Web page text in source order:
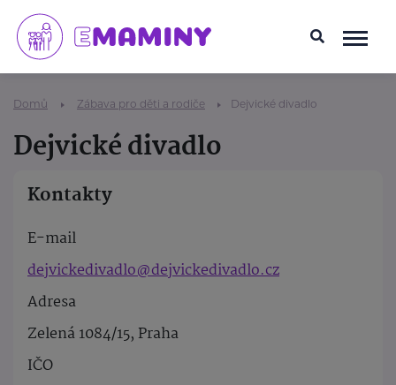
Domů Zábava pro děti a rodiče Dejvické divadlo
Dejvické divadlo
Kontakty
E-mail
dejvickedivadlo@dejvickedivadlo.cz
Adresa
Zelená 1084/15, Praha
IČO